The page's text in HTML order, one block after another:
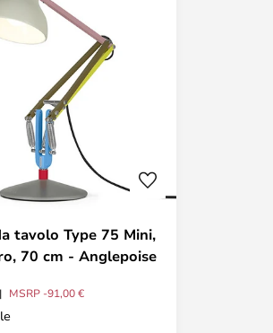
tavolo Type 75 Mini,
70 cm - Anglepoise
MSRP -91,00 €